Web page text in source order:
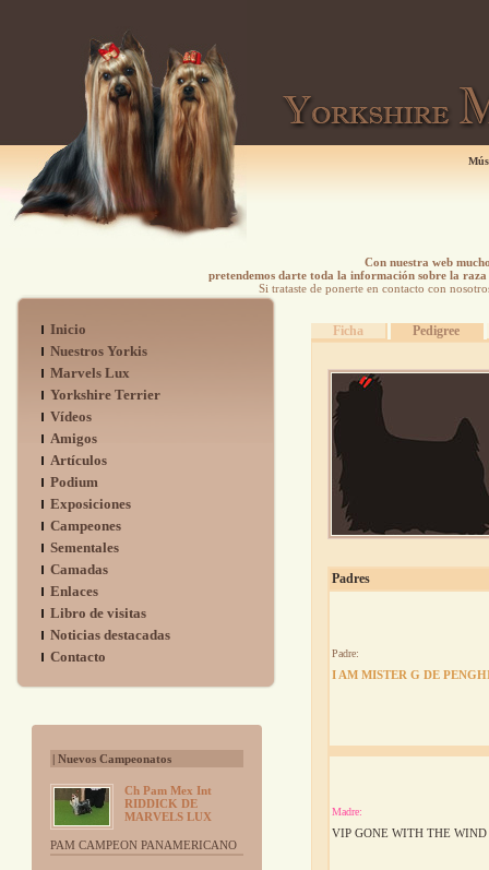
Con nuestra web
pretendemos darte toda la información sobre la
Si trataste de ponerte en contacto con
Inicio
Nuestros Yorkis
Marvels Lux
Yorkshire Terrier
Vídeos
Amigos
Artículos
Podium
Exposiciones
Campeones
Sementales
Camadas
Enlaces
Libro de visitas
Noticias destacadas
Contacto
| Nuevos Campeonatos
Ch Pam Mex Int
RIDDICK DE
MARVELS LUX
PAM CAMPEON PANAMERICANO
Ficha Pedigree
Padres
Padre:
I AM MISTER G DE
Madre:
VIP GONE WITH THE WIND